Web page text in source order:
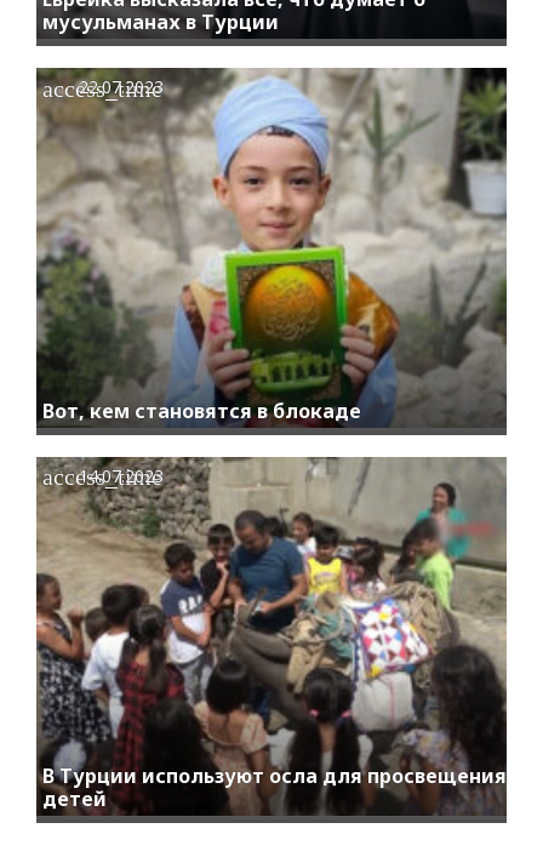
мусульманах в Турции
Вот, кем становятся в блокаде
access_time
22.07.2023
В Турции используют осла для просвещения
детей
access_time
14.07.2023